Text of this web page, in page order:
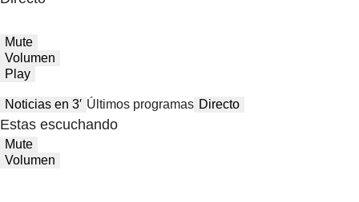
Mute
Volumen
Play
Noticias en 3′ Últimos programas Directo
Estas escuchando
Mute
Volumen